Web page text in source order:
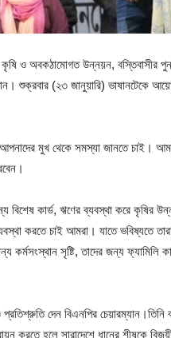
ও অবকঠামোগত উন্নয়ন, বস্তিবাসীর
শুক্রবার (২৩ জানুয়ারি) ভাষানটেকে
মুখ থেকে সমস্যা জানতে চাই।
বিশেষ কার্ড, ঋণের ব্যবস্থা করে কৃষির
করতে চাই আমরা। যাতে ভবিষ্যতে
কর্মসংস্থান সৃষ্টি, তাদের জন্য ফ্যামিলি
দেন বিএনপির
করতে হলে সারাদেশে ধানের শীষকে